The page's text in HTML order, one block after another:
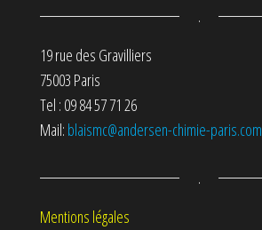
.
19 rue des Gravilliers
75003 Paris
Tel : 09 84 57 71 26
Mail: blaismc@andersen-chimie-paris.com
.
Mentions légales